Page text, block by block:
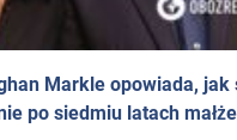
Markle opowiada, jak
po siedmiu latach